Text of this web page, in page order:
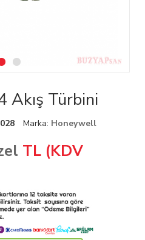
Akış Türbini
Marka: Honeywell
TL (KDV